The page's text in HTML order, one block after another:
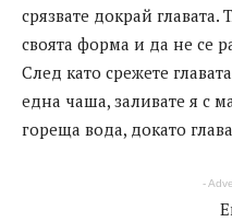
срязвате докрай
своята форма и да не се
След като срежете
една чаша, заливате я с
гореща вода, докато
-